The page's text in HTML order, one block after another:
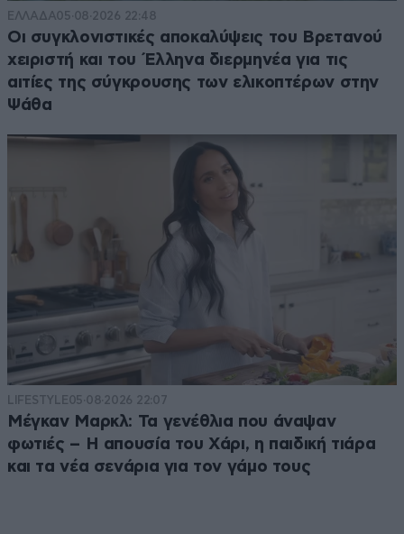
ΕΛΛΑΔΑ05·08·2026 22:48
Οι συγκλονιστικές αποκαλύψεις του Βρετανού
χειριστή και του Έλληνα διερμηνέα για τις
αιτίες της σύγκρουσης των ελικοπτέρων στην
Ψάθα
LIFESTYLE05·08·2026 22:07
Μέγκαν Μαρκλ: Τα γενέθλια που άναψαν
φωτιές – Η απουσία του Χάρι, η παιδική τιάρα
και τα νέα σενάρια για τον γάμο τους